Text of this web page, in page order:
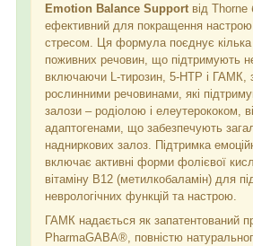
Emotion Balance Support від Thorne
ефективний для покращення настрою
стресом. Ця формула поєднує кілька
поживних речовин, що підтримують
включаючи L-тирозин, 5-HTP і ГАМК,
рослинними речовинами, які
залози – родіолою і елеутерококом,
адаптогенами, що забезпечують
надниркових залоз. Підтримка
включає активні форми фолієвої
вітаміну B12 (метилкобаламін) для
неврологічних функцій та настрою.
ГАМК надається як запатентований
PharmaGABA®, повністю